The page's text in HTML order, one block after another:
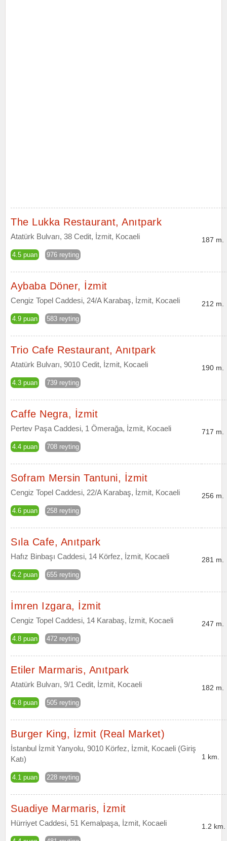
The Lukka Restaurant, Anıtpark
Atatürk Bulvarı, 38 Cedit, İzmit, Kocaeli
4.5 puan 976 reyting
187 m.
Aybaba Döner, İzmit
Cengiz Topel Caddesi, 24/A Karabaş, İzmit, Kocaeli
4.9 puan 583 reyting
212 m.
Trio Cafe Restaurant, Anıtpark
Atatürk Bulvarı, 9010 Cedit, İzmit, Kocaeli
4.3 puan 739 reyting
190 m.
Caffe Negra, İzmit
Pertev Paşa Caddesi, 1 Ömerağa, İzmit, Kocaeli
4.4 puan 708 reyting
717 m.
Sofram Mersin Tantuni, İzmit
Cengiz Topel Caddesi, 22/A Karabaş, İzmit, Kocaeli
4.6 puan 258 reyting
256 m.
Sıla Cafe, Anıtpark
Hafız Binbaşı Caddesi, 14 Körfez, İzmit, Kocaeli
4.2 puan 655 reyting
281 m.
İmren Izgara, İzmit
Cengiz Topel Caddesi, 14 Karabaş, İzmit, Kocaeli
4.8 puan 472 reyting
247 m.
Etiler Marmaris, Anıtpark
Atatürk Bulvarı, 9/1 Cedit, İzmit, Kocaeli
4.8 puan 505 reyting
182 m.
Burger King, İzmit (Real Market)
İstanbul İzmit Yanyolu, 9010 Körfez, İzmit, Kocaeli (Giriş
Katı)
4.1 puan 228 reyting
1 km.
Suadiye Marmaris, İzmit
Hürriyet Caddesi, 51 Kemalpaşa, İzmit, Kocaeli 1.2 km.